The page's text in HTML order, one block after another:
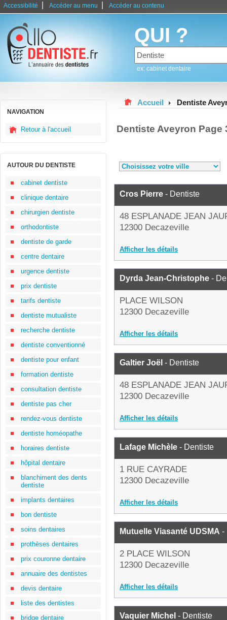
Accessibilité Accéder au menu Accéder au contenu
QUI ?
ex: cabinet dentaire
NAVIGATION
Retour à l'accueil
AUTOUR DU DENTISTE
cabinet dentiste
clinique dentaire
chirurgien dentiste
orthodontiste
dentiste de garde
centre dentaire
urgence dentiste
prix dentiste
tarifs dentiste
dentiste mutualiste
recherche dentiste
dentiste conventionné
dentiste pour enfant
formation dentiste
consultation dentiste
dentiste pas cher
rendez-vous dentiste
dentiste homéopathe
horaires dentiste
hôpital dentaire
blanchiment des dents
dentiste
implants dentaires
bon dentiste
soins dentaires
prothèses dentaires
prix couronne dentaire
annuaire des dentistes
devis dentaire
liste des dentistes
bridge dentaire
Accueil Dentiste
Dentiste Aveyron Page
Cros Pierre - Dentiste
48 ESPLANADE JEAN
12300 Decazeville
Afficher les détails
Dyrda Jean-Christophe -
PLACE WILSON
12300 Decazeville
Afficher les détails
Galtier Joël - Dentiste
48 ESPLANADE JEAN
12300 Decazeville
Afficher les détails
Lafage Michèle - Dentiste
1 RUE CAYRADE
12300 Decazeville
Afficher les détails
Mutuelle Viasanté UDSMA -
2 PLACE WILSON
12300 Decazeville
Afficher les détails
Vaquier Michel - Dentiste